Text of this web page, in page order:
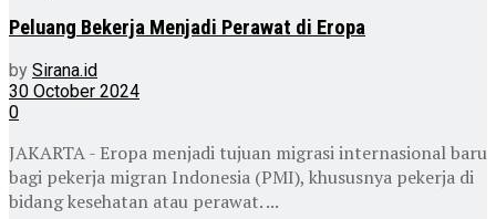
Peluang Bekerja Menjadi Perawat di Eropa
by Sirana.id
30 October 2024
0
JAKARTA - Eropa menjadi tujuan migrasi internasional baru
bagi pekerja migran Indonesia (PMI), khususnya pekerja di
bidang kesehatan atau perawat. ...